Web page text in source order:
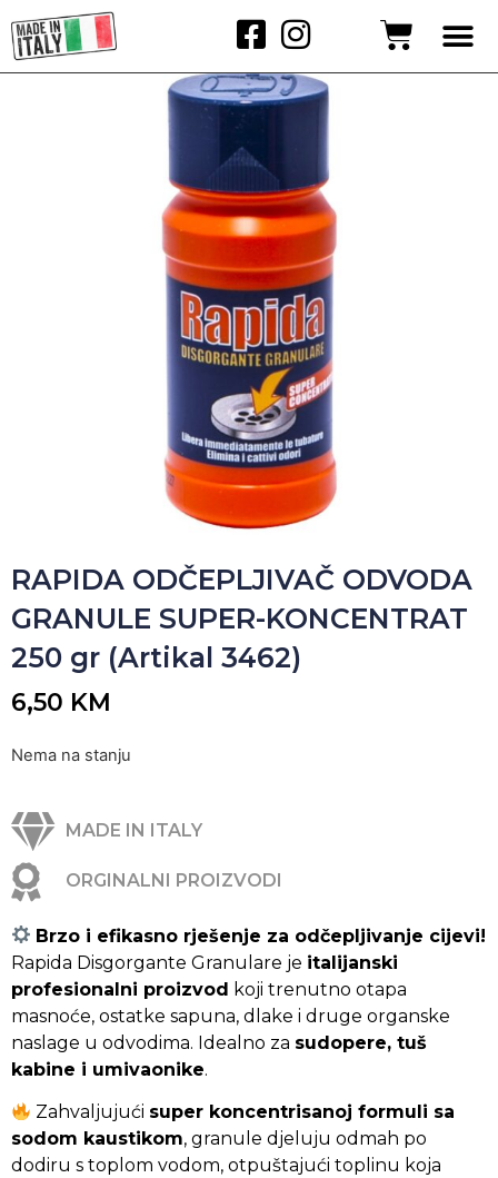
RAPIDA ODČEPLJIVAČ ODVODA
GRANULE SUPER-KONCENTRAT
250 gr (Artikal 3462)
6,50 KM
Nema na stanju
MADE IN ITALY
ORGINALNI PROIZVODI
Rapida
Disgorgante
Granulare
–
Super
koncentrat
za
odčepljivanje
odvoda
250
g
Brzo i efikasno rješenje za odčepljivanje cijevi!
Rapida Disgorgante Granulare je italijanski
profesionalni proizvod koji trenutno otapa
masnoće, ostatke sapuna, dlake i druge organske
naslage u odvodima. Idealno za sudopere, tuš
kabine i umivaonike.
Zahvaljujući super koncentrisanoj formuli sa
sodom kaustikom, granule djeluju odmah po
dodiru s toplom vodom, otpuštajući toplinu koja